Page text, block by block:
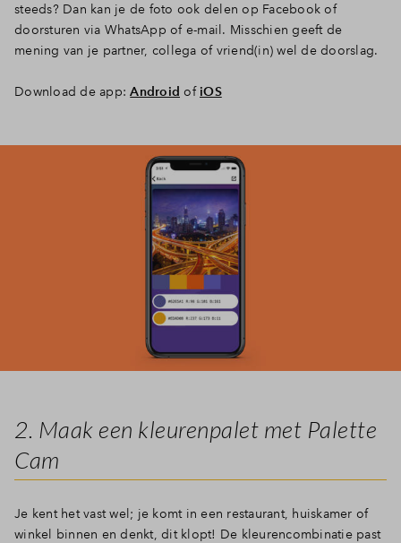
steeds? Dan kan je de foto ook delen op Facebook of
doorsturen via WhatsApp of e-mail. Misschien geeft de
mening van je partner, collega of vriend(in) wel de doorslag.
Download de app:Android of iOS
2. Maak een kleurenpalet met Palette
Cam
Je kent het vast wel; je komt in een restaurant, huiskamer of
winkel binnen en denkt, dit klopt! De kleurencombinatie past